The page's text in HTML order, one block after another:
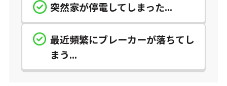
突然家が停電してしまった...
最近頻繁にブレーカーが落ちてし
まう...